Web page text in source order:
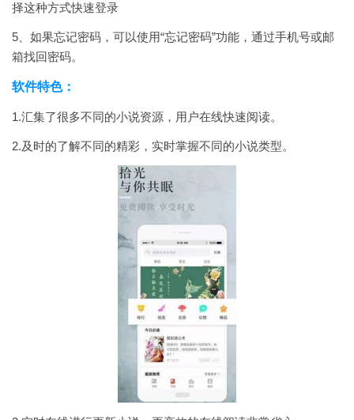
择这种方式快速登录
5、如果忘记密码，可以使用“忘记密码”功能，通过手机号或邮
箱找回密码。
软件特色：
1.汇集了很多不同的小说资源，用户在线快速阅读。
2.及时的了解不同的精彩，实时掌握不同的小说类型。